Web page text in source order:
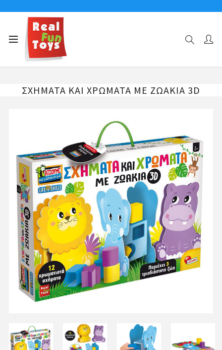
Αρχική σελίδα
ΣΧΗΜΑΤΑ ΚΑΙ ΧΡΩΜΑΤΑ ΜΕ ΖΩΑΚΙΑ 3D
ΣΧΗΜΑΤΑ ΚΑΙ ΧΡΩΜΑΤΑ ΜΕ ΖΩΑΚΙΑ 3D